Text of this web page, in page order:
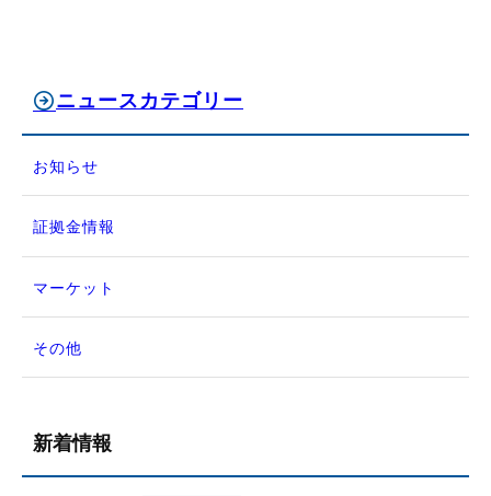
ニュースカテゴリー
お知らせ
証拠金情報
マーケット
その他
新着情報